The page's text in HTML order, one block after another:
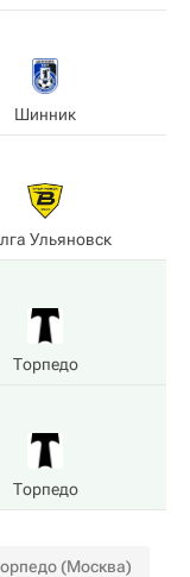
Шинник
Ульяновск
Торпедо
Торпедо
(Москва)